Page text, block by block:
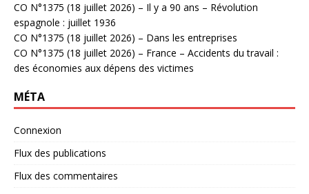
CO N°1375 (18 juillet 2026) – Il y a 90 ans – Révolution
espagnole : juillet 1936
CO N°1375 (18 juillet 2026) – Dans les entreprises
CO N°1375 (18 juillet 2026) – France – Accidents du travail :
des économies aux dépens des victimes
MÉTA
Connexion
Flux des publications
Flux des commentaires